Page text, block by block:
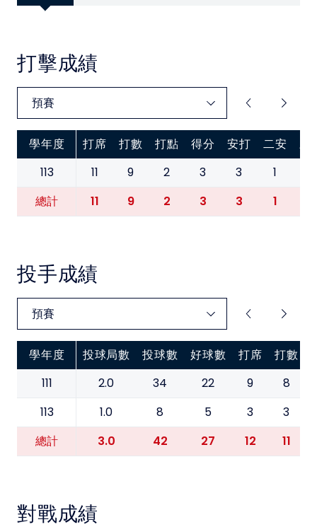
打擊成績
學年度 打席 打數 打點 得分 安打 二安 三
113 11 9 2 3 3 1
總計 11 9 2 3 3 1
投手成績
學年度 投球局數 投球數 好球數 打席 打數
111 2.0 34 22 9
8
113
1.0 8 5 3 3
總計 3.0 42 27 12 11
對戰成績